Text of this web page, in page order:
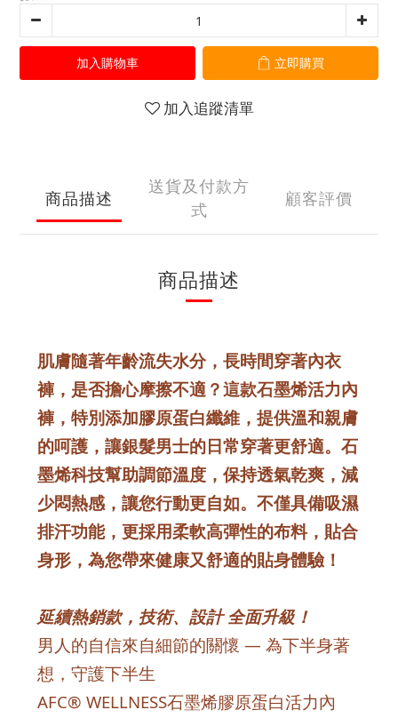
加入購物車 立即購買
加入追蹤清單
商品描述
送貨及付款方
式
顧客評價
商品描述
肌膚隨著年齡流失水分，長時間穿著內衣
褲，是否擔心摩擦不適？這款石墨烯活力內
褲，特別添加膠原蛋白纖維，提供溫和親膚
的呵護，讓銀髮男士的日常穿著更舒適。石
墨烯科技幫助調節溫度，保持透氣乾爽，減
少悶熱感，讓您行動更自如。不僅具備吸濕
排汗功能，更採用柔軟高彈性的布料，貼合
身形，為您帶來健康又舒適的貼身體驗！
延續熱銷款，技術、設計 全面升級！
男人的自信來自細節的關懷 — 為下半身著
想，守護下半生
AFC® WELLNESS石墨烯膠原蛋白活力內